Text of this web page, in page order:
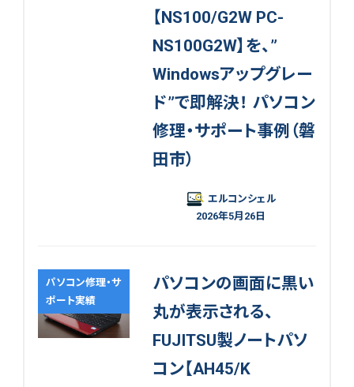
【NS100/G2W PC-
NS100G2W】を、”
Windowsアップグレー
ド”で即解決！ パソコン
修理・サポート事例（磐
田市）
エルコンシェル
2026年5月26日
パソコン修理・サ
ポート実績
パソコンの画面に黒い
丸が表示される、
FUJITSU製ノートパソ
コン【AH45/K